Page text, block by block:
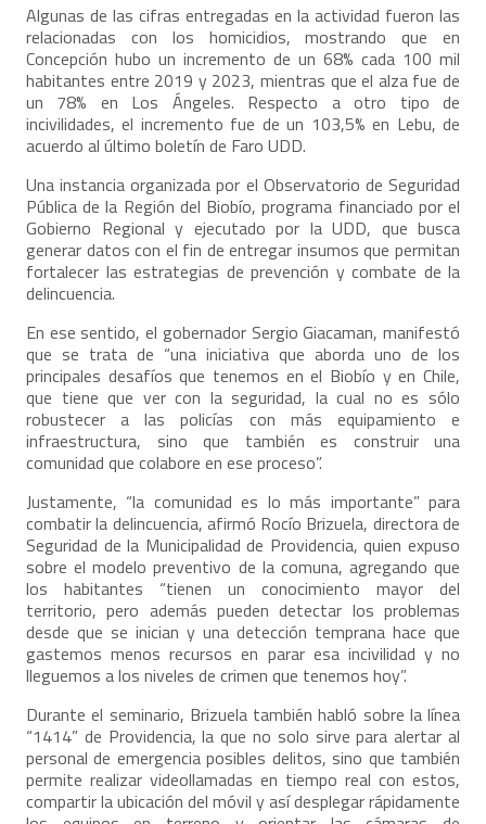
Algunas de las cifras entregadas en la actividad fueron las
relacionadas con los homicidios, mostrando que en
Concepción hubo un incremento de un 68% cada 100 mil
habitantes entre 2019 y 2023, mientras que el alza fue de
un 78% en Los Ángeles. Respecto a otro tipo de
incivilidades, el incremento fue de un 103,5% en Lebu, de
acuerdo al último boletín de Faro UDD.
Una instancia organizada por el Observatorio de Seguridad
Pública de la Región del Biobío, programa financiado por el
Gobierno Regional y ejecutado por la UDD, que busca
generar datos con el fin de entregar insumos que permitan
fortalecer las estrategias de prevención y combate de la
delincuencia.
En ese sentido, el gobernador Sergio Giacaman, manifestó
que se trata de “una iniciativa que aborda uno de los
principales desafíos que tenemos en el Biobío y en Chile,
que tiene que ver con la seguridad, la cual no es sólo
robustecer a las policías con más equipamiento e
infraestructura, sino que también es construir una
comunidad que colabore en ese proceso”.
Justamente, “la comunidad es lo más importante” para
combatir la delincuencia, afirmó Rocío Brizuela, directora de
Seguridad de la Municipalidad de Providencia, quien expuso
sobre el modelo preventivo de la comuna, agregando que
los habitantes “tienen un conocimiento mayor del
territorio, pero además pueden detectar los problemas
desde que se inician y una detección temprana hace que
gastemos menos recursos en parar esa incivilidad y no
lleguemos a los niveles de crimen que tenemos hoy”.
Durante el seminario, Brizuela también habló sobre la línea
“1414” de Providencia, la que no solo sirve para alertar al
personal de emergencia posibles delitos, sino que también
permite realizar videollamadas en tiempo real con estos,
compartir la ubicación del móvil y así desplegar rápidamente